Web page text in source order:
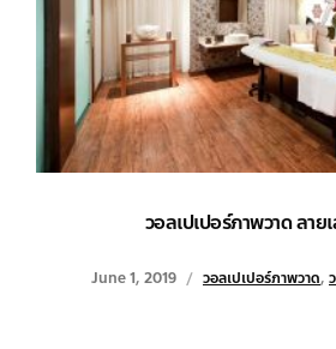
วอลเปเปอร์ภาพวาด ลาย
June 1, 2019 วอลเปเปอร์ภาพวาด,